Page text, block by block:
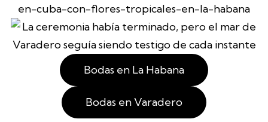
Bodas en La Habana
Bodas en Varadero